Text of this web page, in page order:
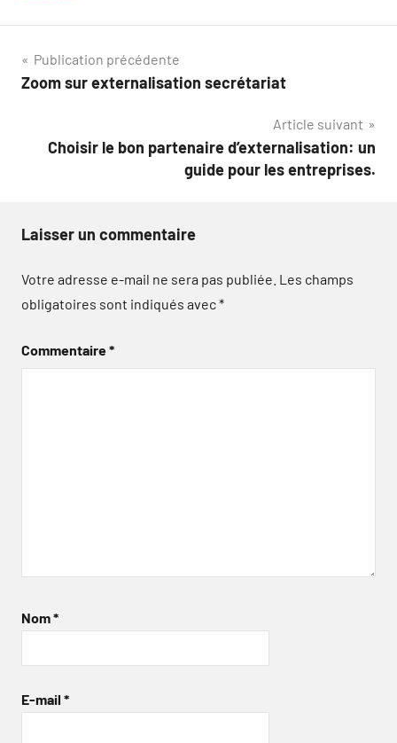
Navigation
de
Publication précédente
Zoom sur externalisation secrétariat
Article suivant
Choisir le bon partenaire d’externalisation: un
guide pour les entreprises.
Laisser un commentaire
Votre adresse e-mail ne sera pas publiée. Les champs
obligatoires sont indiqués avec*
Commentaire*
Nom*
E-mail *